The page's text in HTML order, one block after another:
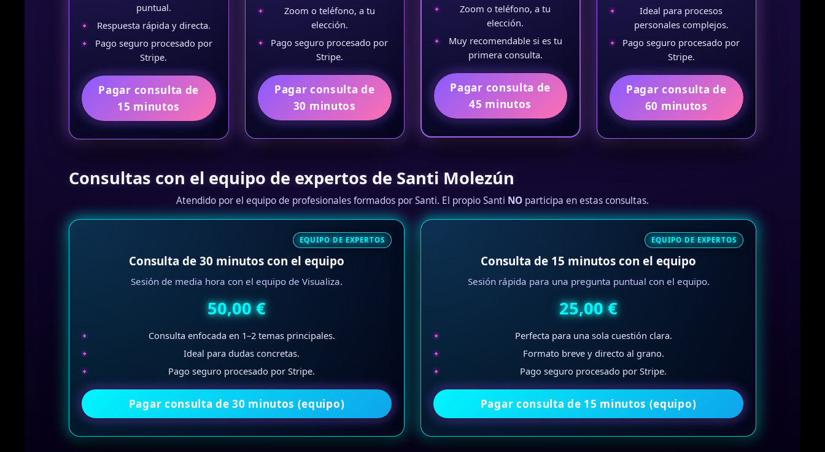
puntual.
Respuesta rápida y directa.
Pago seguro procesado por
Stripe.
Pagar consulta de
15 minutos
Zoom o teléfono, a tu
elección.
Pago seguro procesado por
Stripe.
Pagar consulta de
30 minutos
Zoom o teléfono, a tu
elección.
Muy recomendable si es tu
primera consulta.
Pagar consulta de
45 minutos
Ideal para procesos
personales complejos.
Pago seguro procesado por
Stripe.
Pagar consulta de
60 minutos
Consultas con el equipo de expertos de Santi Molezún
Atendido por el equipo de profesionales formados por Santi. El propio Santi NO participa en estas consultas.
EQUIPO DE EXPERTOS
Consulta de 30 minutos con el equipo
Sesión de media hora con el equipo de Visualiza.
50,00 €
Consulta enfocada en 1–2 temas principales.
Ideal para dudas concretas.
Pago seguro procesado por Stripe.
Pagar consulta de 30 minutos (equipo)
EQUIPO DE EXPERTOS
Consulta de 15 minutos con el equipo
Sesión rápida para una pregunta puntual con el equipo.
25,00 €
Perfecta para una sola cuestión clara.
Formato breve y directo al grano.
Pago seguro procesado por Stripe.
Pagar consulta de 15 minutos (equipo)